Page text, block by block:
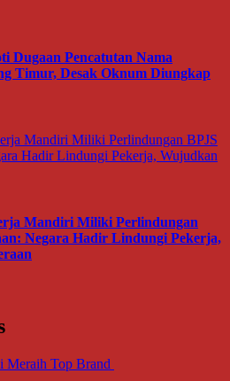
Dugaan Pencatutan Nama
Timur, Desak Oknum Diungkap
Mandiri Miliki Perlindungan
Negara Hadir Lindungi Pekerja,